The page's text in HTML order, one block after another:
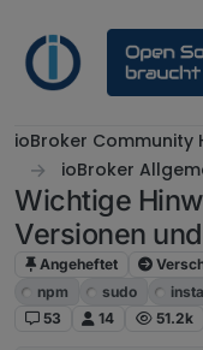
ioBroker Community
ioBroker
Wichtige
Versionen
Angeheftet
npm
sudo
53
14 51.2k